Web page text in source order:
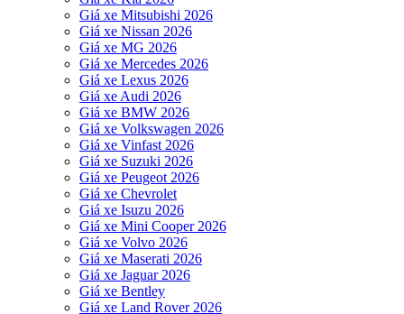
Giá xe Mitsubishi 2026
Giá xe Nissan 2026
Giá xe MG 2026
Giá xe Mercedes 2026
Giá xe Lexus 2026
Giá xe Audi 2026
Giá xe BMW 2026
Giá xe Volkswagen 2026
Giá xe Vinfast 2026
Giá xe Suzuki 2026
Giá xe Peugeot 2026
Giá xe Chevrolet
Giá xe Isuzu 2026
Giá xe Mini Cooper 2026
Giá xe Volvo 2026
Giá xe Maserati 2026
Giá xe Jaguar 2026
Giá xe Bentley
Giá xe Land Rover 2026